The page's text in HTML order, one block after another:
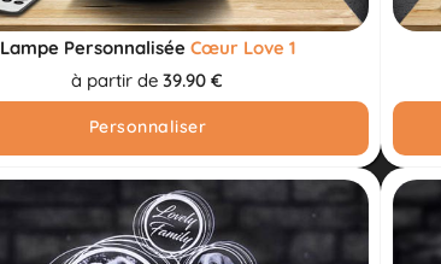
Lampe Personnalisée Cœur Love 1
à partir de39.90 €
Personnaliser